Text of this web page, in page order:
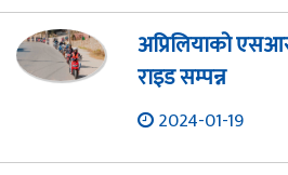
अप्रिलियाको
राइड सम्पन्न
2024-01-19